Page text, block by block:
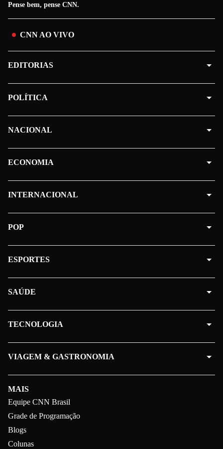
Pense bem, pense CNN.
CNN AO VIVO
MAIS
Equipe CNN Brasil
Grade de Programação
Blogs
Colunas
EDITORIAS
POLÍTICA
NACIONAL
ECONOMIA
INTERNACIONAL
POP
ESPORTES
SAÚDE
TECNOLOGIA
VIAGEM & GASTRONOMIA